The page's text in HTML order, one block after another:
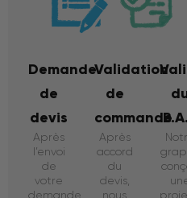
Demande
de
devis
Après
l’envoi
de
votre
demande,
Validation
de
commande
Après
accord
du
devis,
nous